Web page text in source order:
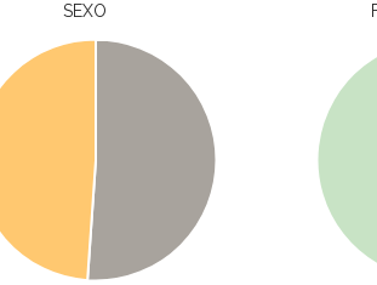
SEXO